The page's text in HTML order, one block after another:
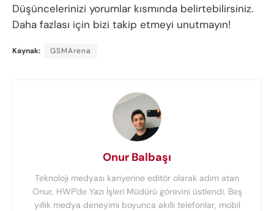
Düşüncelerinizi yorumlar kısmında belirtebilirsiniz.
Daha fazlası için bizi takip etmeyi unutmayın!
Kaynak: GSMArena
Onur Balbaşı
Teknoloji medyası kariyerine editör olarak adım atan
Onur, HWP'de Yazı İşleri Müdürü görevini üstlendi. Beş
yıllık medya deneyimi boyunca akıllı telefonlar, mobil